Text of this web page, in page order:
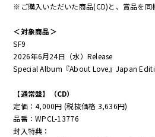
※ご購入いただいた商品(CD)と、賞品を同
＜対象商品＞
SF9
2026年6月24日（水）Release
Special Album『About Love』Japan
【通常盤】（CD）
定価：4,000円 (税抜価格 3,636円)
品番：WPCL-13776
封入特典：